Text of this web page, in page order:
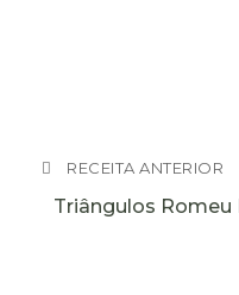
RECEITA ANTERIOR
Triângulos Romeu